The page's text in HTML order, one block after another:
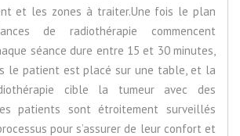
et les zones à traiter.Une fois le plan
de radiothérapie commencent
séance dure entre 15 et 30 minutes,
le patient est placé sur une table, et la
cible la tumeur avec des
patients sont étroitement surveillés
pour s’assurer de leur confort et